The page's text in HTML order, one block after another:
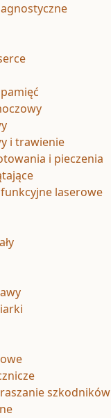
i trawienie
i pieczenia
laserowe
szkodników